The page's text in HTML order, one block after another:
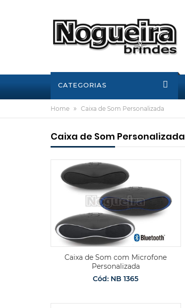
CATEGORIAS
Home » Caixa de Som Personalizada
Caixa de Som Personalizada
Caixa de Som com Microfone
Personalizada
Cód: NB 1365